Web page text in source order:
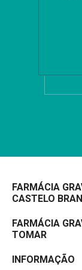
FARMÁCIA
CASTELO
FARMÁCIA
TOMAR
INFORMAÇÃO